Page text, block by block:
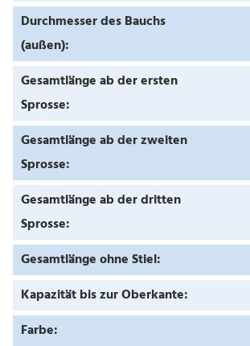
Durchmesser des Bauchs
(außen):
Gesamtlänge ab der ersten
Sprosse:
Gesamtlänge ab der zweiten
Sprosse:
Gesamtlänge ab der dritten
Sprosse:
Gesamtlänge ohne Stiel:
Kapazität bis zur Oberkante:
Farbe: